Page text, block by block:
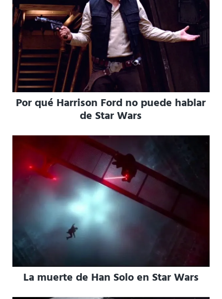
Por qué Harrison Ford no puede hablar
de Star Wars
La muerte de Han Solo en Star Wars